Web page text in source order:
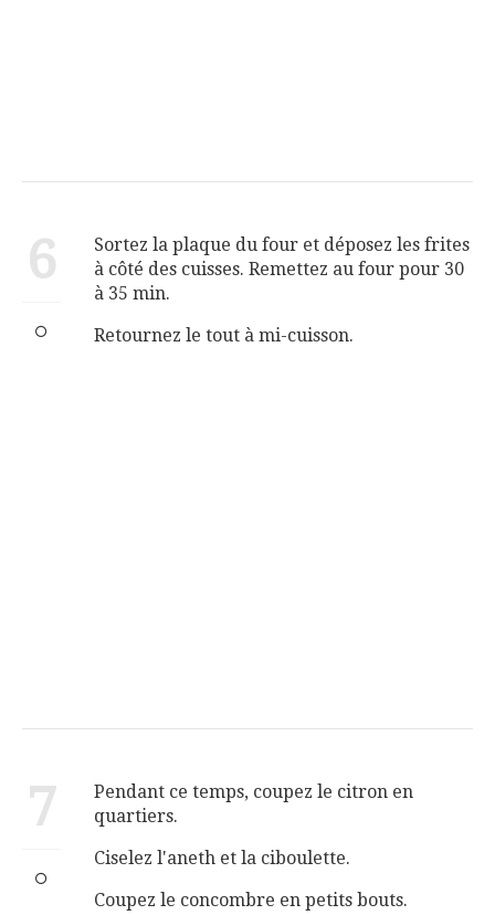
6
Sortez la plaque du four et déposez les frites
à côté des cuisses. Remettez au four pour 30
à 35 min.
Retournez le tout à mi-cuisson.
7
Pendant ce temps, coupez le citron en
quartiers.
Ciselez l'aneth et la ciboulette.
Coupez le concombre en petits bouts.